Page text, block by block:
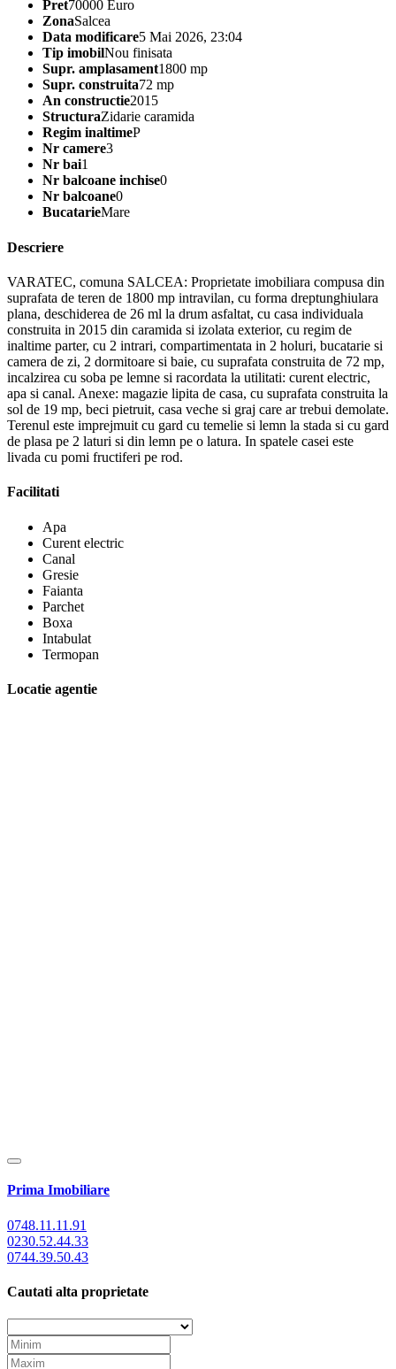
Pret70000 Euro
ZonaSalcea
Data modificare5 Mai 2026, 23:04
Tip imobilNou finisata
Supr. amplasament1800 mp
Supr. construita72 mp
An constructie2015
StructuraZidarie caramida
Regim inaltimeP
Nr camere3
Nr bai1
Nr balcoane inchise0
Nr balcoane0
BucatarieMare
Descriere
VARATEC, comuna SALCEA: Proprietate imobiliara compusa din
suprafata de teren de 1800 mp intravilan, cu forma dreptunghiulara
plana, deschiderea de 26 ml la drum asfaltat, cu casa individuala
construita in 2015 din caramida si izolata exterior, cu regim de
inaltime parter, cu 2 intrari, compartimentata in 2 holuri, bucatarie si
camera de zi, 2 dormitoare si baie, cu suprafata construita de 72 mp,
incalzirea cu soba pe lemne si racordata la utilitati: curent electric,
apa si canal. Anexe: magazie lipita de casa, cu suprafata construita la
sol de 19 mp, beci pietruit, casa veche si graj care ar trebui demolate.
Terenul este imprejmuit cu gard cu temelie si lemn la stada si cu gard
de plasa pe 2 laturi si din lemn pe o latura. In spatele casei este
livada cu pomi fructiferi pe rod.
Facilitati
Apa
Curent electric
Canal
Gresie
Faianta
Parchet
Boxa
Intabulat
Termopan
Locatie agentie
Prima Imobiliare
0748.11.11.91
0230.52.44.33
0744.39.50.43
Cautati alta proprietate